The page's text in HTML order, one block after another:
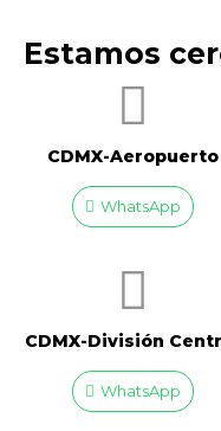
Estamos
CDMX-Aeropuerto​
WhatsApp
CDMX-División
WhatsApp